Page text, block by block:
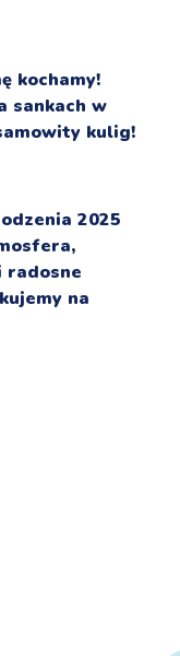
kochamy!
sankach w
kulig!
2025
na